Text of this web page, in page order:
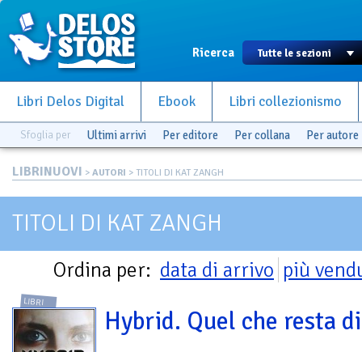
Ricerca
Libri Delos Digital Ebook Libri collezionismo
Sfoglia per Ultimi arrivi Per editore Per collana Per autore
LIBRINUOVI > AUTORI > TITOLI DI KAT ZANGH
TITOLI DI KAT ZANGH
Ordina per: data di arrivo più
LIBRI
Hybrid. Quel che resta